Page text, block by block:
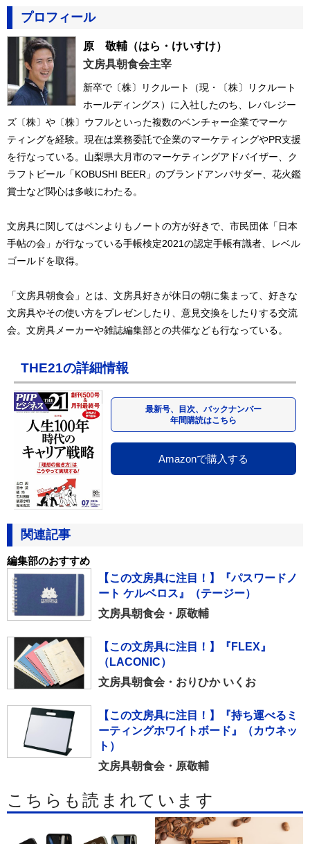
プロフィール
原 敬輔 （はら・けいすけ）
文房具朝食会主宰
新卒で〔株〕リクルート（現・〔株〕リクルート
ホールディングス）に入社したのち、レバレジー
ズ〔株〕や〔株〕ウフルといった複数のベンチャー企業でマーケ
ティングを経験。現在は業務委託で企業のマーケティングやPR支援
を行なっている。山梨県大月市のマーケティングアドバイザー、ク
ラフトビール「KOBUSHI BEER」のブランドアンバサダー、花火鑑
賞士など関心は多岐にわたる。
文房具に関してはペンよりもノートの方が好きで、市民団体「日本
手帖の会」が行なっている手帳検定2021の認定手帳有識者、レベル
ゴールドを取得。
「文房具朝食会」とは、文房具好きが休日の朝に集まって、好きな
文房具やその使い方をプレゼンしたり、意見交換をしたりする交流
会。文房具メーカーや雑誌編集部との共催なども行なっている。
THE21の詳細情報
最新号、目次、バックナンバー
年間購読はこちら
Amazonで購入する
関連記事
編集部のおすすめ
【この文房具に注目！】『パスワードノ
ート ケルベロス』（テージー）
文房具朝食会・原敬輔
【この文房具に注目！】『FLEX』
（LACONIC）
文房具朝食会・おりひか いくお
【この文房具に注目！】『持ち運べるミ
ーティングホワイトボード』（カウネッ
ト）
文房具朝食会・原敬輔
こちらも読まれています